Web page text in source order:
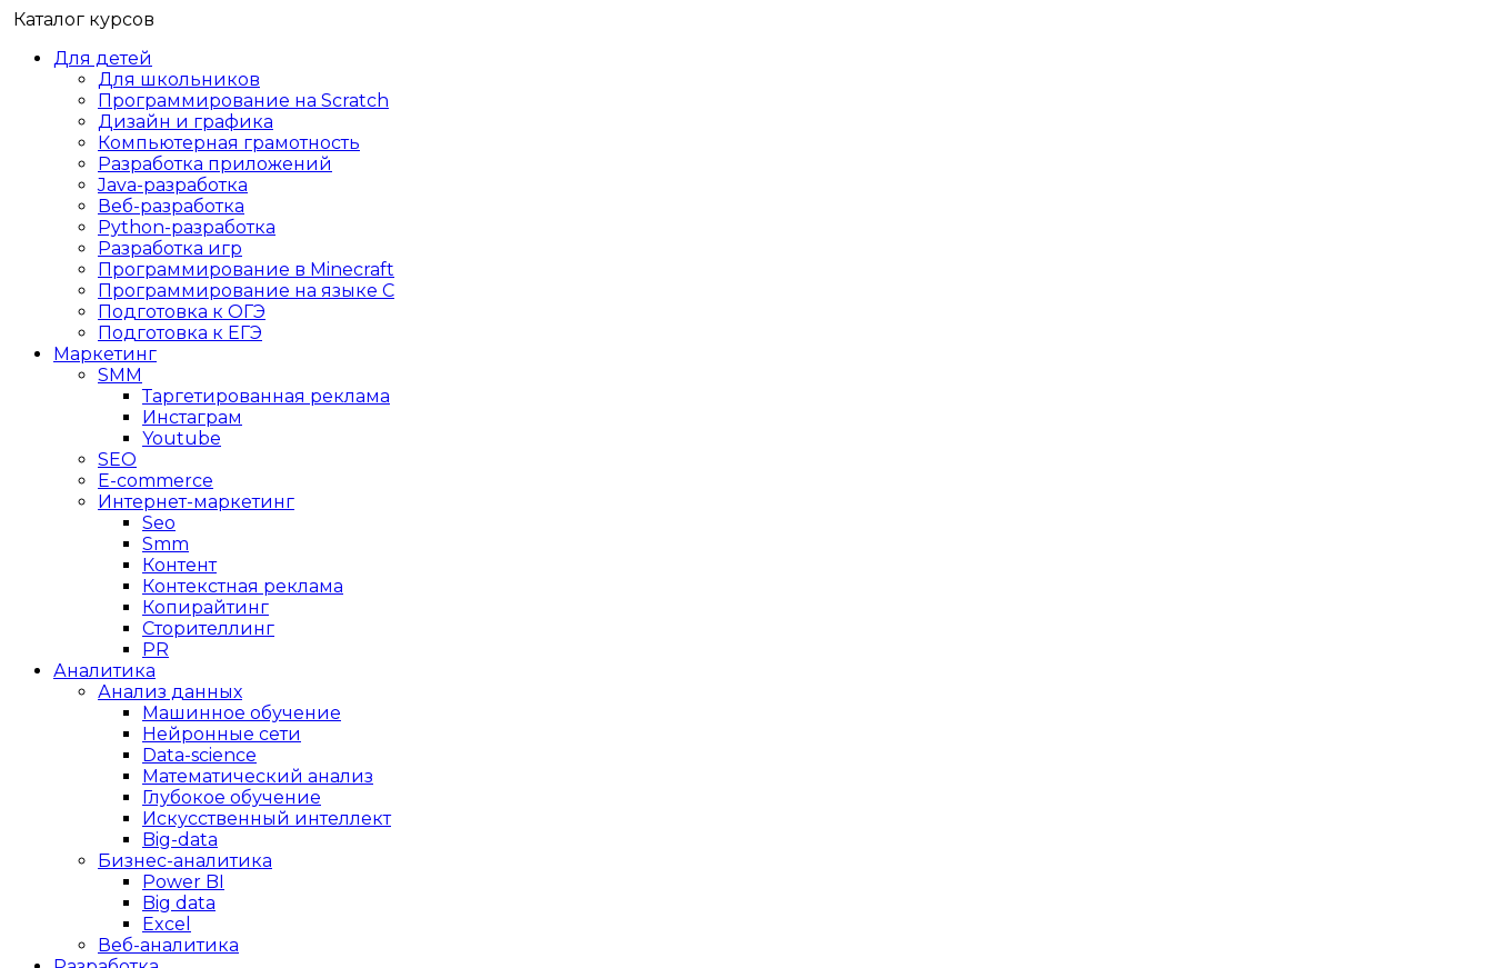
Каталог курсов
Для детей
Для школьников
Программирование на Scratch
Дизайн и графика
Компьютерная грамотность
Разработка приложений
Java-разработка
Веб-разработка
Python-разработка
Разработка игр
Программирование в Minecraft
Программирование на языке C
Подготовка к ОГЭ
Подготовка к ЕГЭ
Маркетинг
SMM
Таргетированная реклама
Инстаграм
Youtube
SEO
E-сommerce
Интернет-маркетинг
Seo
Smm
Контент
Контекстная реклама
Копирайтинг
Сторителлинг
PR
Аналитика
Анализ данных
Машинное обучение
Нейронные сети
Data-science
Математический анализ
Глубокое обучение
Искусственный интеллект
Big-data
Бизнес-аналитика
Power BI
Big data
Excel
Веб-аналитика